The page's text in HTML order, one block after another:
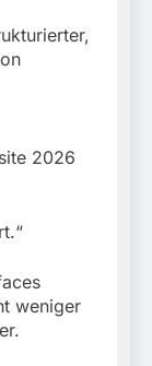
2026
weniger